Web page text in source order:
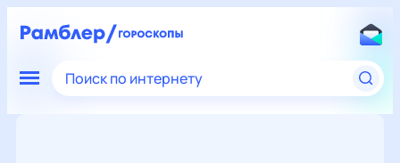
Поиск по интернету